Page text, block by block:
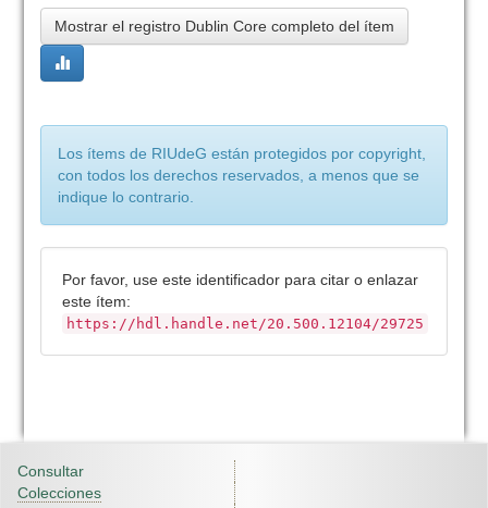
Mostrar el registro Dublin Core completo del ítem
Los ítems de RIUdeG están protegidos por copyright,
con todos los derechos reservados, a menos que se
indique lo contrario.
Por favor, use este identificador para citar o enlazar
este ítem:
https://hdl.handle.net/20.500.12104/29725
Consultar
Colecciones